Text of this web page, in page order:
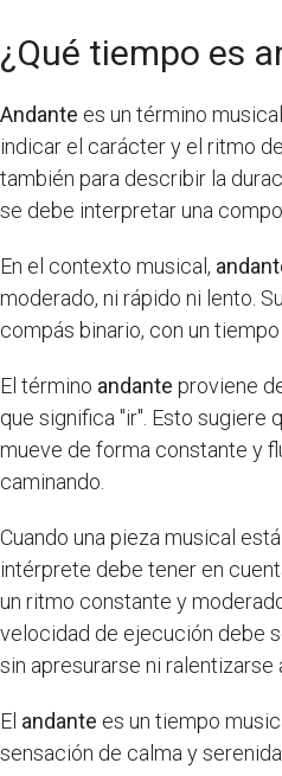
¿Qué tiempo es
Andante es un término
indicar el carácter y el ritmo
también para describir la
se debe interpretar una
En el contexto musical,
moderado, ni rápido ni lento.
compás binario, con un
El término andante proviene
que significa "ir". Esto sugiere
mueve de forma constante y
caminando.
Cuando una pieza musical
intérprete debe tener en
un ritmo constante y
velocidad de ejecución debe
sin apresurarse ni ralentizarse
El andante es un tiempo
sensación de calma y